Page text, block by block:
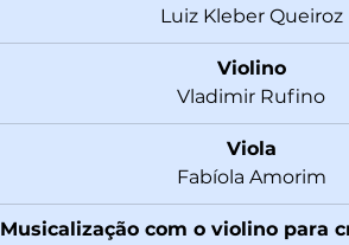
Luiz Kleber Queiroz
Violino
Vladimir Rufino
Viola
Fabíola Amorim
Musicalização com o violino para